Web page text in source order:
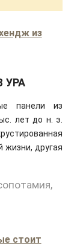
из
УРА
панели из
лет до н. э.
жизни, другая
стоит